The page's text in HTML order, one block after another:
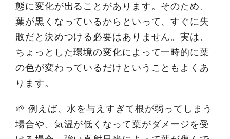
態に変化が出ることがあります。そのため、
葉が黒くなっているからといって、すぐに失
敗だと決めつける必要はありません。実は、
ちょっとした環境の変化によって一時的に葉
の色が変わっているだけということもよくあ
ります。
🌱 例えば、水を与えすぎて根が弱ってしまう
場合や、気温が低くなって葉がダメージを受